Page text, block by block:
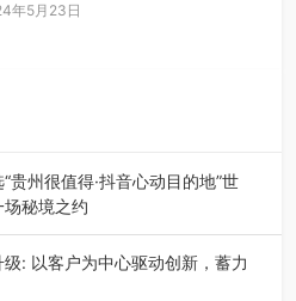
年5月23日
贵州很值得·抖音心动目的地”世
秘境之约
州很值得”暨抖音“心动目的
: 以客户为中心驱动创新，蓄力